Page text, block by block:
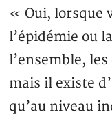
« Oui, lorsque
l’épidémie ou
l’ensemble,
mais il existe
qu’au niveau